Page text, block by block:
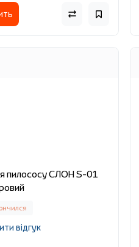
пилососу СЛОН S-01
відгук